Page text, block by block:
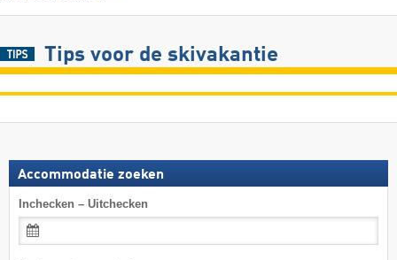
Tips voor de skivakantie
Accommodatie zoeken
Inchecken – Uitchecken